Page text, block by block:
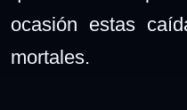
ocasión estas
mortales.